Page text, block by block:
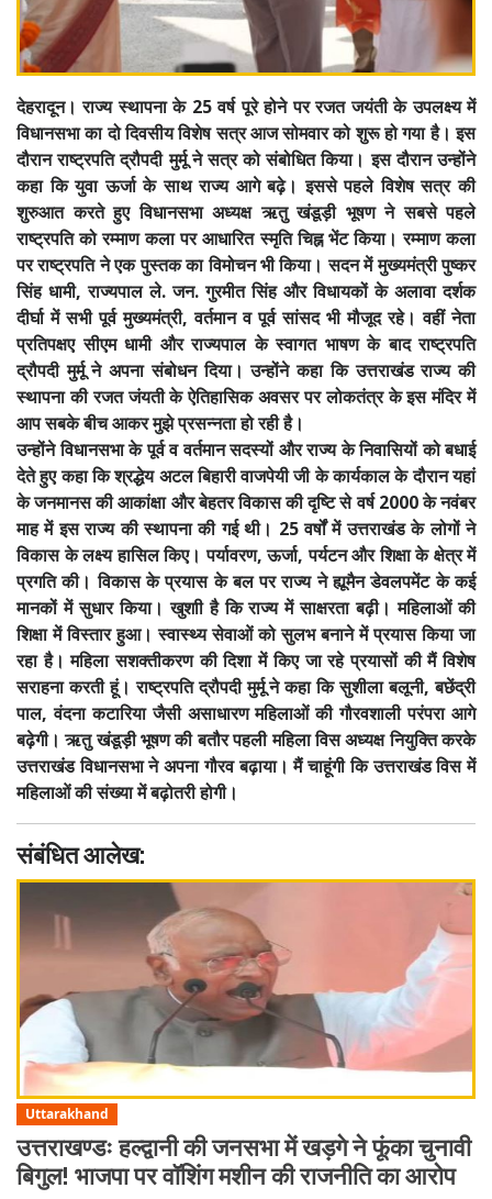
देहरादून। राज्य स्थापना के 25 वर्ष पूरे होने पर रजत जयंती के उपलक्ष्य में
विधानसभा का दो दिवसीय विशेष सत्र आज सोमवार को शुरू हो गया है। इस
दौरान राष्ट्रपति द्रौपदी मुर्मू ने सत्र को संबोधित किया। इस दौरान उन्होंने
कहा कि युवा ऊर्जा के साथ राज्य आगे बढ़े। इससे पहले विशेष सत्र की
शुरुआत करते हुए विधानसभा अध्यक्ष ऋतु खंडूड़ी भूषण ने सबसे पहले
राष्ट्रपति को रम्माण कला पर आधारित स्मृति चिह्न भेंट किया। रम्माण कला
पर राष्ट्रपति ने एक पुस्तक का विमोचन भी किया। सदन में मुख्यमंत्री पुष्कर
सिंह धामी, राज्यपाल ले. जन. गुरमीत सिंह और विधायकों के अलावा दर्शक
दीर्घा में सभी पूर्व मुख्यमंत्री, वर्तमान व पूर्व सांसद भी मौजूद रहे। वहीं नेता
प्रतिपक्षए सीएम धामी और राज्यपाल के स्वागत भाषण के बाद राष्ट्रपति
द्रौपदी मुर्मू ने अपना संबोधन दिया। उन्होंने कहा कि उत्तराखंड राज्य की
स्थापना की रजत जंयती के ऐतिहासिक अवसर पर लोकतंत्र के इस मंदिर में
आप सबके बीच आकर मुझे प्रसन्नता हो रही है।
उन्होंने विधानसभा के पूर्व व वर्तमान सदस्यों और राज्य के निवासियों को बधाई
देते हुए कहा कि श्रद्धेय अटल बिहारी वाजपेयी जी के कार्यकाल के दौरान यहां
के जनमानस की आकांक्षा और बेहतर विकास की दृष्टि से वर्ष 2000 के नवंबर
माह में इस राज्य की स्थापना की गई थी। 25 वर्षों में उत्तराखंड के लोगों ने
विकास के लक्ष्य हासिल किए। पर्यावरण, ऊर्जा, पर्यटन और शिक्षा के क्षेत्र में
प्रगति की। विकास के प्रयास के बल पर राज्य ने ह्यूमैन डेवलपमेंट के कई
मानकों में सुधार किया। खुशाी है कि राज्य में साक्षरता बढ़ी। महिलाओं की
शिक्षा में विस्तार हुआ। स्वास्थ्य सेवाओं को सुलभ बनाने में प्रयास किया जा
रहा है। महिला सशक्तीकरण की दिशा में किए जा रहे प्रयासों की मैं विशेष
सराहना करती हूं। राष्ट्रपति द्रौपदी मुर्मू ने कहा कि सुशीला बलूनी, बछेंद्री
पाल, वंदना कटारिया जैसी असाधारण महिलाओं की गौरवशाली परंपरा आगे
बढ़ेगी। ऋतु खंडूड़ी भूषण की बतौर पहली महिला विस अध्यक्ष नियुक्ति करके
उत्तराखंड विधानसभा ने अपना गौरव बढ़ाया। मैं चाहूंगी कि उत्तराखंड विस में
महिलाओं की संख्या में बढ़ोतरी होगी।
संबंधित आलेख:
Uttarakhand
उत्तराखण्डः हल्द्वानी की जनसभा में खड़गे ने फूंका चुनावी
बिगुल! भाजपा पर वॉशिंग मशीन की राजनीति का आरोप